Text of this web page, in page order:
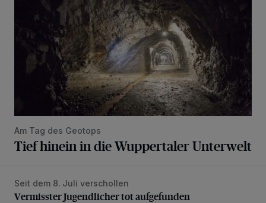
Am Tag des Geotops
Tief hinein in die Wuppertaler Unterwelt
Vermisster Jugendlicher tot aufgefunden
Seit dem 8. Juli verschollen
Vermisster Jugendlicher tot aufgefunden